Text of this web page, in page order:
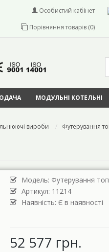
Особистий кабінет
Порівняння товарів (0)
МОДУЛЬНІ КОТЕЛЬНІ
вироби Футерування
Модель: Футерування
Артикул: 11214
Наявність: Є в наявності
52 577 грн.